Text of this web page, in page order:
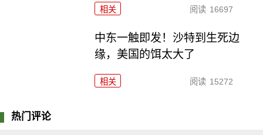
相关 阅读 16697
中东一触即发！沙特到生死边
缘，美国的饵太大了
相关 阅读 15272
热门评论